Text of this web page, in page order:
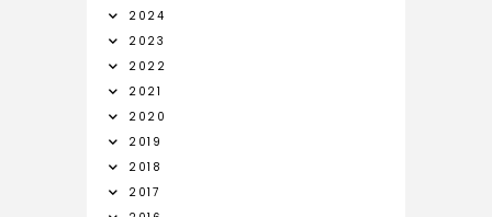
2024
2023
2022
2021
2020
2019
2018
2017